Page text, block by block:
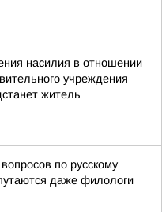
насилия в отношении
учреждения
житель
по русскому
даже филологи